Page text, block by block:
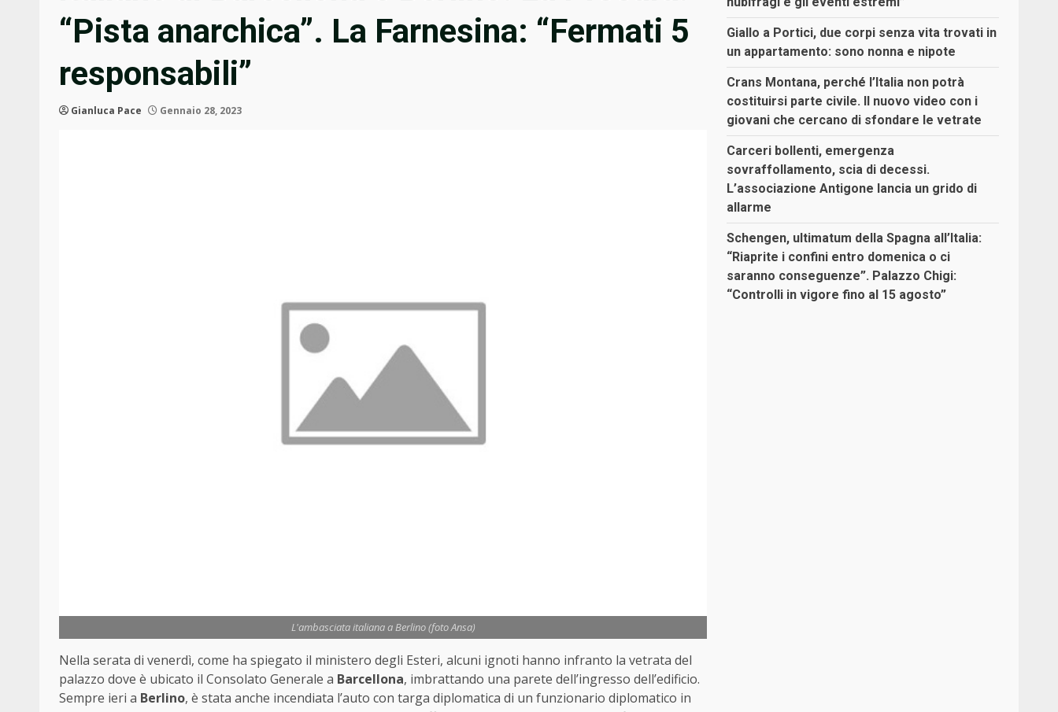
“Pista anarchica”. La Farnesina: “Fermati 5
responsabili”
Gianluca Pace Gennaio 28, 2023
L'ambasciata italiana a Berlino (foto Ansa)
Nella serata di venerdì, come ha spiegato il ministero degli Esteri, alcuni ignoti hanno infranto la vetrata del
palazzo dove è ubicato il Consolato Generale a Barcellona, imbrattando una parete dell’ingresso dell’edificio.
Sempre ieri a Berlino, è stata anche incendiata l’auto con targa diplomatica di un funzionario diplomatico in
Giallo a Portici, due corpi senza vita trovati in
un appartamento: sono nonna e nipote
Crans Montana, perché l’Italia non potrà
costituirsi parte civile. Il nuovo video con i
giovani che cercano di sfondare le vetrate
Carceri bollenti, emergenza
sovraffollamento, scia di decessi.
L’associazione Antigone lancia un grido di
allarme
Schengen, ultimatum della Spagna all’Italia:
“Riaprite i confini entro domenica o ci
saranno conseguenze”. Palazzo Chigi:
“Controlli in vigore fino al 15 agosto”